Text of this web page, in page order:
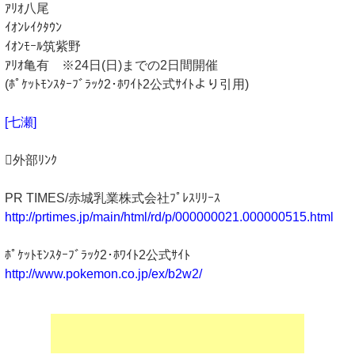
ｱﾘｵ八尾
ｲｵﾝﾚｲｸﾀｳﾝ
ｲｵﾝﾓｰﾙ筑紫野
ｱﾘｵ亀有 ※24日(日)までの2日間開催
(ﾎﾟｹｯﾄﾓﾝｽﾀｰﾌﾞﾗｯｸ2･ﾎﾜｲﾄ2公式ｻｲﾄより引用)
[七瀬]
外部ﾘﾝｸ
PR TIMES/赤城乳業株式会社ﾌﾟﾚｽﾘﾘｰｽ
http://prtimes.jp/main/html/rd/p/000000021.000000515.html
ﾎﾟｹｯﾄﾓﾝｽﾀｰﾌﾞﾗｯｸ2･ﾎﾜｲﾄ2公式ｻｲﾄ
http://www.pokemon.co.jp/ex/b2w2/